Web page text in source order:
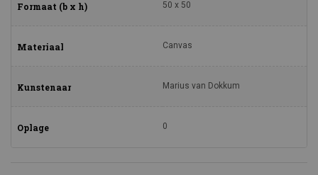
Formaat (b x h) 50 x 50
Materiaal Canvas
Kunstenaar Marius van Dokkum
Oplage 0